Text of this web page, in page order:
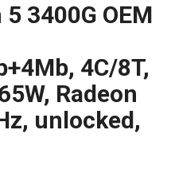
3400G OEM
4C/8T,
Radeon
unlocked,